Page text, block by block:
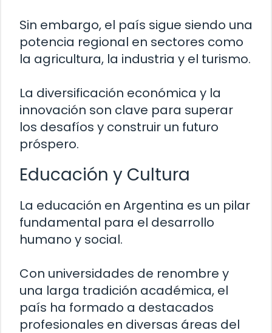
Sin embargo, el país sigue siendo una
potencia regional en sectores como
la agricultura, la industria y el turismo.
La diversificación económica y la
innovación son clave para superar
los desafíos y construir un futuro
próspero.
Educación y Cultura
La educación en Argentina es un pilar
fundamental para el desarrollo
humano y social.
Con universidades de renombre y
una larga tradición académica, el
país ha formado a destacados
profesionales en diversas áreas del